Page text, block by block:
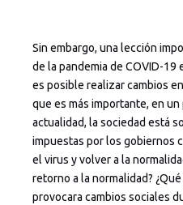
Sin embargo, una lección
de la pandemia de COVID-19
es posible realizar cambios
que es más importante, en
actualidad, la sociedad está
impuestas por los gobiernos
el virus y volver a la
retorno a la normalidad?
provocara cambios sociales